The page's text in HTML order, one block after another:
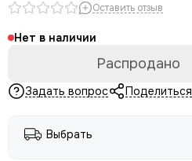
Оставить отзыв
Нет в наличии
Распродано
Задать вопрос Поделиться
Выбрать